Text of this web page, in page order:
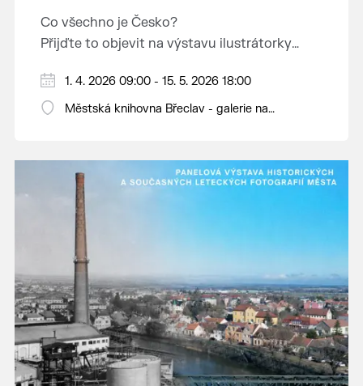
Co všechno je Česko?
Přijďte to objevit na výstavu ilustrátorky
se na naši zemi dívá s nadhledem, fantazií i
jemným humorem. Výstava je určena dětem i
nám samotným nabízí a co je v ní dobrého.
Otevírací doba knihovny: pondělí až pátek od
9 do 12 a od 13 do 18 hodin.
1. 4. 2026 09:00 - 15. 5. 2026 18:00
Městská knihovna Břeclav - galerie na